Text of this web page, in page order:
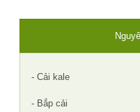
- Cải kale
- Bắp cải